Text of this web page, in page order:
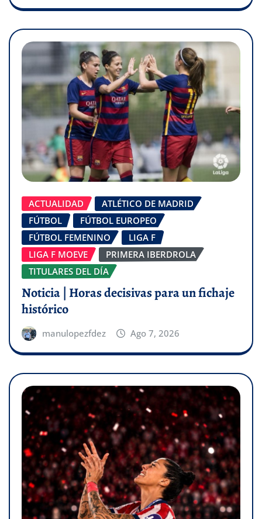
ACTUALIDAD
ATLÉTICO DE MADRID
FÚTBOL
FÚTBOL EUROPEO
FÚTBOL FEMENINO
LIGA F
LIGA F MOEVE
PRIMERA IBERDROLA
TITULARES DEL DÍA
Noticia | Horas decisivas para un fichaje
histórico
manulopezfdez Ago 7, 2026